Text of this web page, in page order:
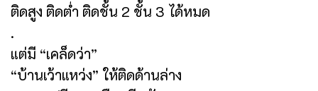
ติดสูง ติดต่ำ ติดชั้น 2 ชั้น 3 ได้หมด
.
แต่มี “เคล็ดว่า”
“บ้านเว้าแหว่ง” ให้ติดด้านล่าง